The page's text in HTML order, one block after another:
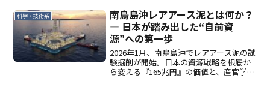
科学・技術系
南鳥島沖レアアース泥とは何か？
― 日本が踏み出した“自前資
源”への第一歩
2026年1月、南鳥島沖でレアアース泥の試
験掘削が開始。日本の資源戦略を根底か
ら変える『165兆円』の価値と、産官学オ